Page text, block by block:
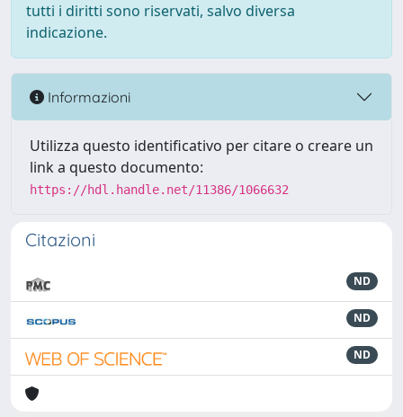
tutti i diritti sono riservati, salvo diversa
indicazione.
Informazioni
Utilizza questo identificativo per citare o creare un
link a questo documento:
https://hdl.handle.net/11386/1066632
Citazioni
ND
ND
ND